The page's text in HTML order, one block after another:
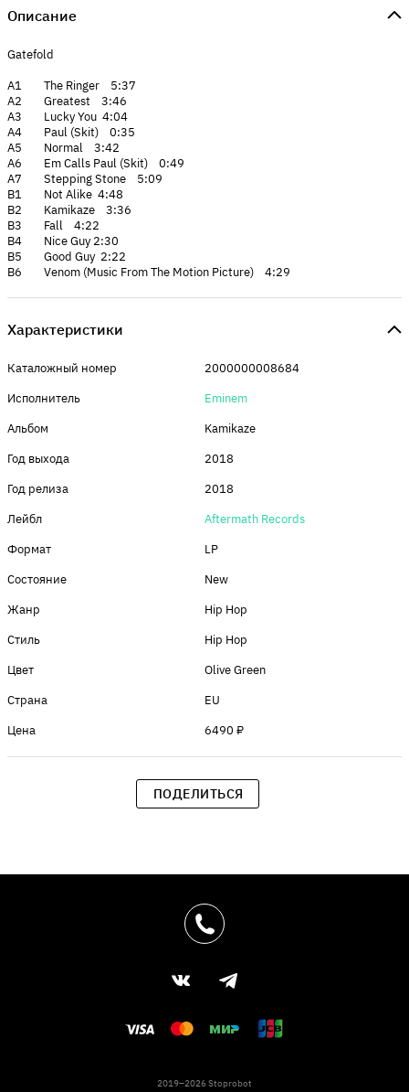
Описание
Gatefold
A1 The Ringer 5:37
A2 Greatest 3:46
A3 Lucky You 4:04
A4 Paul (Skit) 0:35
A5 Normal 3:42
A6 Em Calls Paul (Skit) 0:49
A7 Stepping Stone 5:09
B1 Not Alike 4:48
B2 Kamikaze 3:36
B3 Fall 4:22
B4 Nice Guy 2:30
B5 Good Guy 2:22
B6 Venom (Music From The Motion Picture) 4:29
Характеристики
Каталожный номер
2000000008684
Исполнитель
Eminem
Альбом
Kamikaze
Год выхода
2018
Год релиза
2018
Лейбл
Aftermath Records
Формат
LP
Состояние
New
Жанр
Hip Hop
Стиль
Hip Hop
Цвет
Olive Green
Страна
EU
Цена
6490 ₽
ПОДЕЛИТЬСЯ
2019–2026 Stoprobot